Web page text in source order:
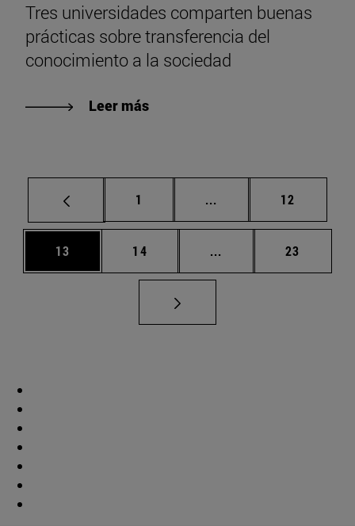
Tres universidades comparten buenas
prácticas sobre transferencia del
conocimiento a la sociedad
Leer más
Página
1 ... Páginas intermedias
Página
12
Página
13 Página
14 ... Páginas intermedias
Página
23